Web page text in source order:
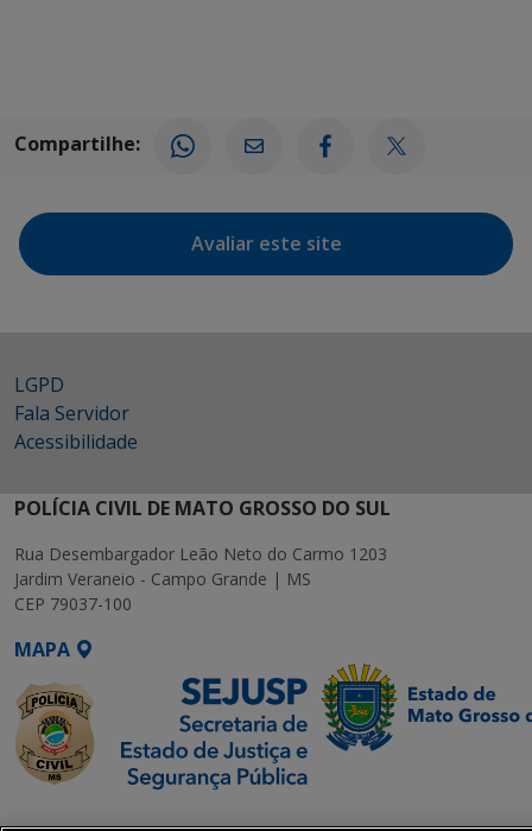
Compartilhe:
Avaliar este site
LGPD
Fala Servidor
Acessibilidade
POLÍCIA CIVIL DE MATO GROSSO DO SUL
Rua Desembargador Leão Neto do Carmo 1203
Jardim Veraneio - Campo Grande | MS
CEP 79037-100
MAPA